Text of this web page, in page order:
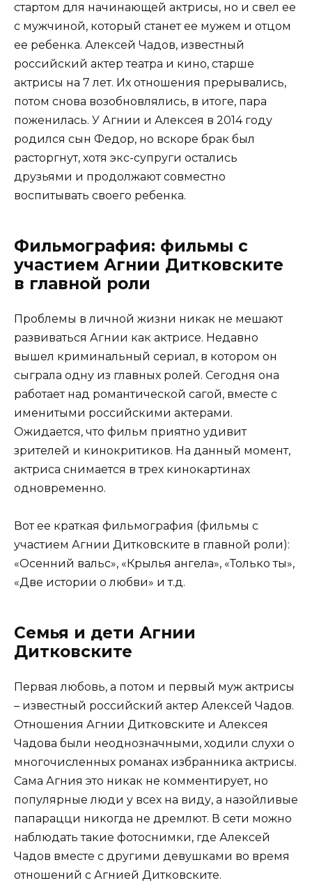
стартом для начинающей актрисы, но и свел ее
с мужчиной, который станет ее мужем и отцом
ее ребенка. Алексей Чадов, известный
российский актер театра и кино, старше
актрисы на 7 лет. Их отношения прерывались,
потом снова возобновлялись, в итоге, пара
поженилась. У Агнии и Алексея в 2014 году
родился сын Федор, но вскоре брак был
расторгнут, хотя экс-супруги остались
друзьями и продолжают совместно
воспитывать своего ребенка.
Фильмография: фильмы с
участием Агнии Дитковските
в главной роли
Проблемы в личной жизни никак не мешают
развиваться Агнии как актрисе. Недавно
вышел криминальный сериал, в котором он
сыграла одну из главных ролей. Сегодня она
работает над романтической сагой, вместе с
именитыми российскими актерами.
Ожидается, что фильм приятно удивит
зрителей и кинокритиков. На данный момент,
актриса снимается в трех кинокартинах
одновременно.
Вот ее краткая фильмография (фильмы с
участием Агнии Дитковските в главной роли):
«Осенний вальс», «Крылья ангела», «Только ты»,
«Две истории о любви» и т.д.
Семья и дети Агнии
Дитковските
Первая любовь, а потом и первый муж актрисы
– известный российский актер Алексей Чадов.
Отношения Агнии Дитковските и Алексея
Чадова были неоднозначными, ходили слухи о
многочисленных романах избранника актрисы.
Сама Агния это никак не комментирует, но
популярные люди у всех на виду, а назойливые
папарацци никогда не дремлют. В сети можно
наблюдать такие фотоснимки, где Алексей
Чадов вместе с другими девушками во время
отношений с Агнией Дитковските.